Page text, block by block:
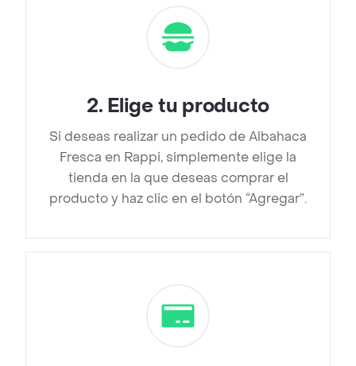
2. Elige tu producto
Si deseas realizar un pedido de Albahaca
Fresca en Rappi, simplemente elige la
tienda en la que deseas comprar el
producto y haz clic en el botón “Agregar”.